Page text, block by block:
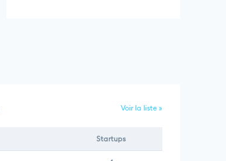
Voir la liste »
Startups